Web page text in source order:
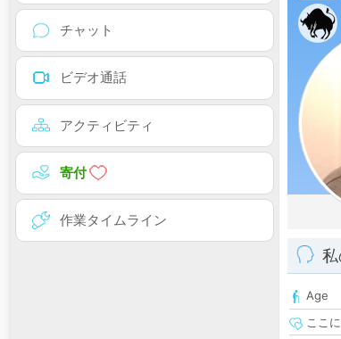
チャット
ビデオ通話
アクティビティ
寄付
作業タイムライン
Age
ここに